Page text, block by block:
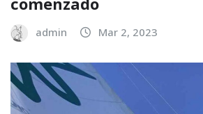
admin Mar 2, 2023